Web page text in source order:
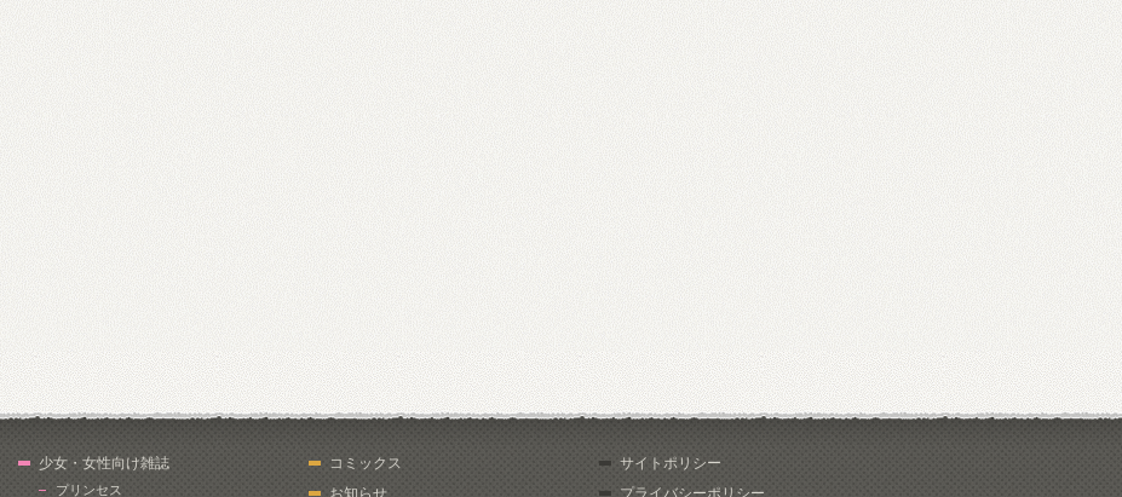
少女・女性向け雑誌
プリンセス
コミックス
お知らせ
サイトポリシー
プライバシーポリシー